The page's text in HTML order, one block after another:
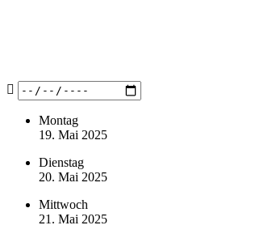
Montag
19. Mai 2025
Dienstag
20. Mai 2025
Mittwoch
21. Mai 2025